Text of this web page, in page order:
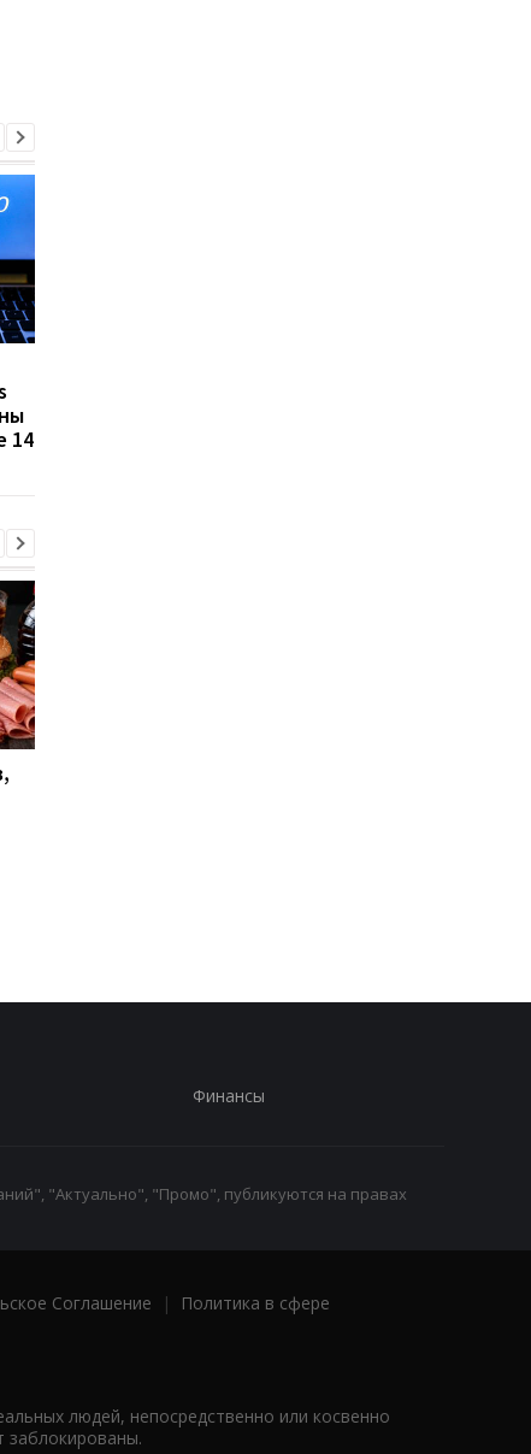
14
Финансы
"Актуально", "Промо", публикуются на правах
Соглашение |
Политика в сфере
людей, непосредственно или косвенно
заблокированы.